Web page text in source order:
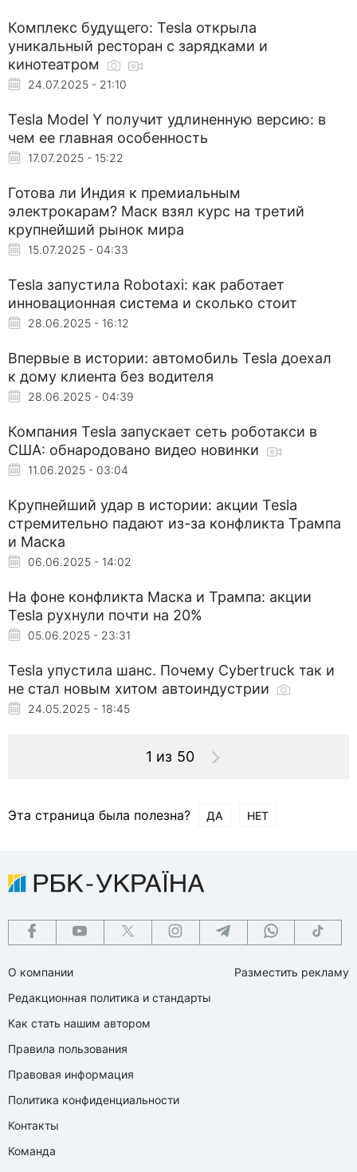
Комплекс будущего: Tesla открыла
уникальный ресторан с зарядками и
кинотеатром
24.07.2025 - 21:10
Tesla Model Y получит удлиненную версию: в
чем ее главная особенность
17.07.2025 - 15:22
Готова ли Индия к премиальным
электрокарам? Маск взял курс на третий
крупнейший рынок мира
15.07.2025 - 04:33
Tesla запустила Robotaxi: как работает
инновационная система и сколько стоит
28.06.2025 - 16:12
Впервые в истории: автомобиль Tesla доехал
к дому клиента без водителя
28.06.2025 - 04:39
Компания Tesla запускает сеть роботакси в
США: обнародовано видео новинки
11.06.2025 - 03:04
Крупнейший удар в истории: акции Tesla
стремительно падают из-за конфликта Трампа
и Маска
06.06.2025 - 14:02
На фоне конфликта Маска и Трампа: акции
Tesla рухнули почти на 20%
05.06.2025 - 23:31
Tesla упустила шанс. Почему Cybertruck так и
не стал новым хитом автоиндустрии
24.05.2025 - 18:45
1 из 50
Эта страница была полезна? ДА НЕТ
О компании
Редакционная политика и стандарты
Как стать нашим автором
Правила пользования
Правовая информация
Политика конфиденциальности
Контакты
Команда
Разместить рекламу